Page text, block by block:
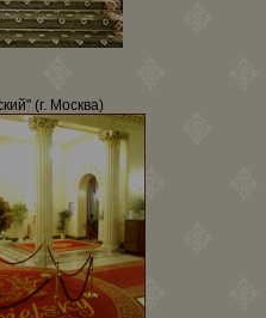
(г. Москва)